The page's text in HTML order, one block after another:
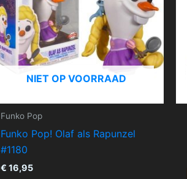
NIET OP VOORRAAD
Funko Pop
Funko Pop! Olaf als Rapunzel
#1180
€ 16,95